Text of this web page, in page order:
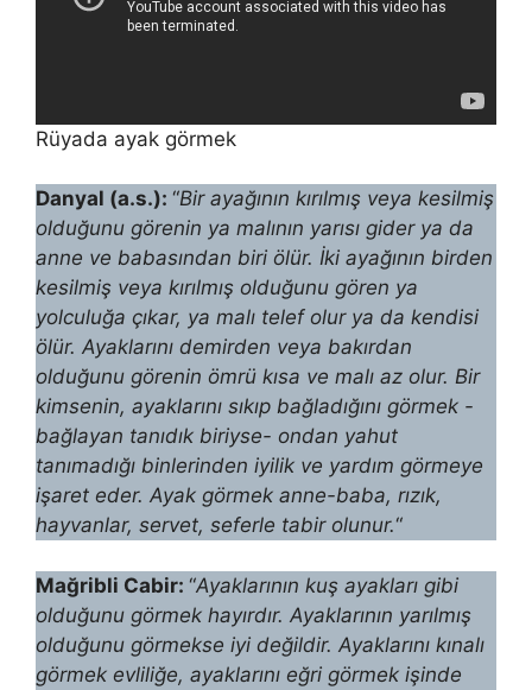
Rüyada ayak görmek
Danyal (a.s.): “Bir ayağının kırılmış veya kesilmiş
olduğunu görenin ya malının yarısı gider ya da
anne ve babasından biri ölür. İki ayağının bir­den
kesilmiş veya kırılmış olduğunu gören ya
yolculuğa çıkar, ya malı te­lef olur ya da kendisi
ölür. Ayaklarını demirden veya bakırdan
olduğunu görenin ömrü kısa ve malı az olur. Bir
kimsenin, ayaklarını sıkıp bağladı­ğını görmek -
bağlayan tanıdık biriyse- ondan yahut
tanımadığı binlerin­den iyilik ve yardım görmeye
işaret eder. Ayak görmek anne-baba, rızık,
hayvanlar, servet, seferle tabir olunur.“
Mağribli Cabir: “Ayaklarının kuş ayakları gibi
olduğunu görmek hayır­dır. Ayaklarının yarılmış
olduğunu görmekse iyi değildir. Ayaklarını kınalı
gör­mek evliliğe, ayaklarını eğri görmek işinde